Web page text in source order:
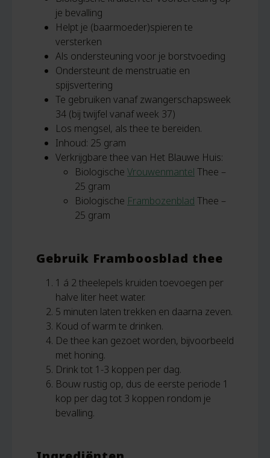
je bevalling
Helpt je (baarmoeder)spieren te
versterken
Als ondersteuning voor je borstvoeding
Ondersteunt de menstruatie en
spijsvertering
Te gebruiken vanaf zwangerschapsweek
34 (bij twijfel vanaf week 37)
Los mengsel, als thee te bereiden.
Inhoud: 25 gram
Verkrijgbare thee van Het Blauwe Huis:
Biologische Vrouwenmantel Thee –
25 gram
Biologische Frambozenblad Thee –
25 gram
Gebruik Framboosblad thee
1 á 2 theelepels kruiden toevoegen per
halve liter heet water.
5 minuten laten trekken en daarna zeven.
Koud of warm te drinken.
De thee kan gezoet worden, bijvoorbeeld
met honing.
Drink tot 1-3 koppen per dag.
Bouw rustig op, dus de eerste periode 1
kop per dag tot 3 koppen rondom je
bevalling.